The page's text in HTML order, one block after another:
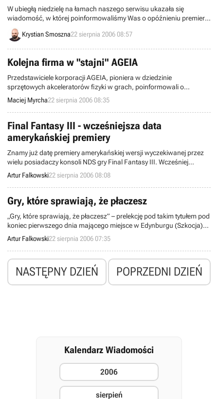
W ubiegłą niedzielę na łamach naszego serwisu ukazała się
wiadomość, w której poinformowaliśmy Was o opóźnieniu premiery
gry Armed Assault. Wczoraj dowiedzieliśmy się, dlaczego firma
Bohemia Interactive zdecydowała się na zmiany w kalendarzu
Krystian Smoszna22 sierpnia 2006 08:57
Kolejna firma w "stajni" AGEIA
Przedstawiciele korporacji AGEIA, pioniera w dziedzinie
sprzętowych akceleratorów fizyki w grach, poinformowali o
podpisaniu umowy partnerskiej z kolejna firmą z branży. Tym razem
produkty AGEIA zdecydowali się wykorzystać programiści i
projektanci Nival Interactive, odpowiedzialni m.in. za takie gry jak
Heroes of Might and Magic V, Night Watch czy Blitzkrieg II.
Maciej Myrcha22 sierpnia 2006 08:35
Final Fantasy III - wcześniejsza data
amerykańskiej premiery
Znamy już datę premiery amerykańskiej wersji wyczekiwanej przez
wielu posiadaczy konsoli NDS gry Final Fantasy III. Wcześniej
mówiło się o premierze w grudniu. Według ostatnich doniesień
Amerykanie będą mogli już się nią cieszyć czternastego listopada.
Artur Falkowski22 sierpnia 2006 08:08
Gry, które sprawiają, że płaczesz
„Gry, które sprawiają, że płaczesz” – prelekcję pod takim tytułem pod
koniec pierwszego dnia mającego miejsce w Edynburgu (Szkocja)
festiwalu, Interactive Entertainment Festival, wygłosiła Margeret
Robertson, redaktorka cenionego magazynu Edge.
Artur Falkowski22 sierpnia 2006 07:35
NASTĘPNY DZIEŃ POPRZEDNI DZIEŃ
Kalendarz Wiadomości
2006
sierpień